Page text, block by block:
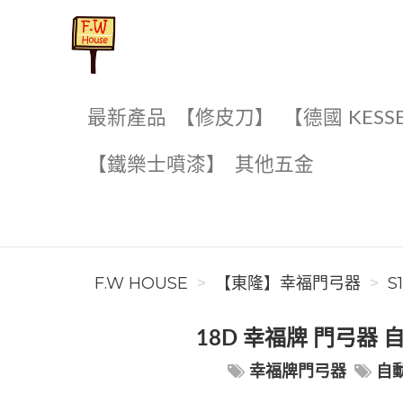
最新產品 【修皮刀】 【德國
【鐵樂士噴漆】 其他五金
F.W HOUSE 【東隆】幸福門弓器
18D 幸福牌 門弓器
幸福牌門弓器 自